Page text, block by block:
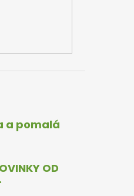
a pomalá
OD